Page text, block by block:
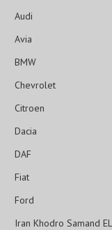
Audi
Avia
BMW
Chevrolet
Citroen
Dacia
DAF
Fiat
Ford
Iran Khodro Samand